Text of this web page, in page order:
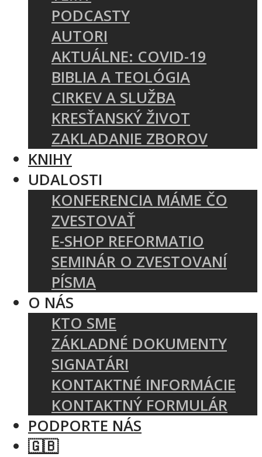
PODCASTY
AUTORI
AKTUÁLNE: COVID-19
BIBLIA A TEOLÓGIA
CIRKEV A SLUŽBA
KRESŤANSKÝ ŽIVOT
ZAKLADANIE ZBOROV
KNIHY
UDALOSTI
KONFERENCIA MÁME ČO
ZVESTOVAŤ
E-SHOP REFORMATIO
SEMINÁR O ZVESTOVANÍ
PÍSMA
O NÁS
KTO SME
ZÁKLADNÉ DOKUMENTY
SIGNATÁRI
KONTAKTNÉ INFORMÁCIE
KONTAKTNÝ FORMULÁR
PODPORTE NÁS
🇬🇧